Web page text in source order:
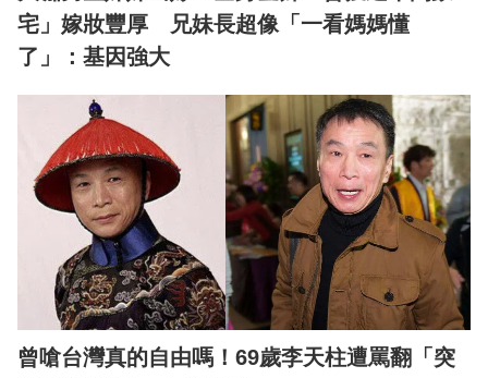
宅」嫁妝豐厚 兄妹長超像「一看媽媽懂
了」：基因強大
曾嗆台灣真的自由嗎！69歲李天柱遭罵翻「突